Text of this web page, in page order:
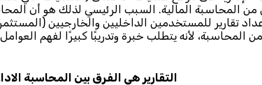
المحاسبة المالية. السبب الرئيسي لذلك هو أن
تقارير للمستخدمين الداخليين والخارجيين
لأنه يتطلب خبرة وتدريبًا كبيرًا لفهم
التقارير هي الفرق بين المحاسبة